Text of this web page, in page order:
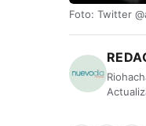
Foto: Twitter